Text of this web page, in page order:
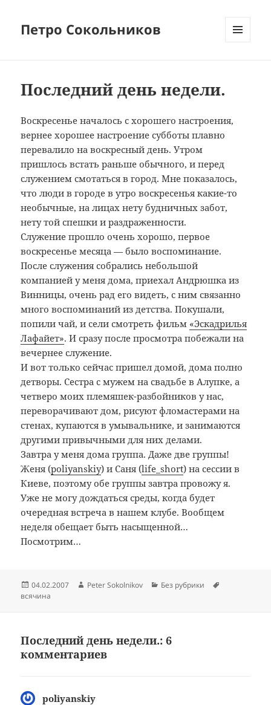
Петро Сокольников
Последний день недели.
Воскресенье началось с хорошего настроения,
вернее хорошее настроение субботы плавно
перевалило на воскресный день. Утром
пришлось встать раньше обычного, и перед
служением смотаться в город. Мне показалось,
что люди в городе в утро воскресенья какие-то
необычные, на лицах нету будничных забот,
нету той спешки и раздраженности.
Служение прошло очень хорошо, первое
воскресенье месяца — было воспоминание.
После служения собрались небольшой
компанией у меня дома, приехал Андрюшка из
Винницы, очень рад его видеть, с ним связанно
много воспоминаний из детства. Покушали,
попили чай, и сели смотреть фильм «Эскадрилья
Лафайет». И сразу после просмотра побежали на
вечернее служение.
И вот только сейчас пришел домой, дома полно
детворы. Сестра с мужем на свадьбе в Алупке, а
четверо моих племяшек-разбойников у нас,
переворачивают дом, рисуют фломастерами на
стенах, купаются в умывальнике, и занимаются
другими привычными для них делами.
Завтра у меня дома группа. Даже две группы!
Женя (poliyanskiy) и Саня (life_short) на сессии в
Киеве, поэтому обе группы завтра провожу я.
Уже не могу дождаться среды, когда будет
очередная встреча в нашем клубе. Вообщем
неделя обещает быть насыщенной…
Посмотрим…
Опубликовано
04.02.2007 Автор
Peter Sokolnikov Рубрики
Без рубрики
всячина
Последний день недели.: 6
комментариев
poliyanskiy